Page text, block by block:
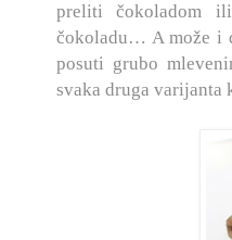
preliti čokoladom
čokoladu… A može i
posuti grubo
svaka druga varijanta